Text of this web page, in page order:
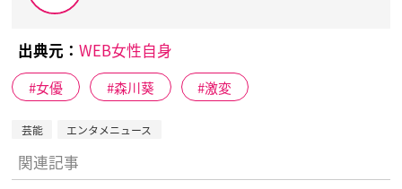
出典元： WEB女性自身
女優 森川葵 激変
芸能 エンタメニュース
関連記事